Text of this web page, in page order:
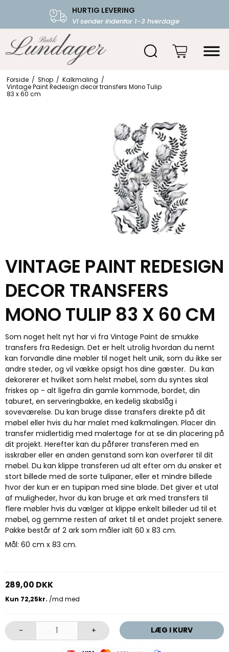
HURTIG LEVERING
Vi sender indenfor 1-3 hverdage
FRI FRAGT OVER 599.-
Starter fra 39,-
Forside / Shop / Kalkmaling /
Vintage Paint Redesign decor transfers Mono Tulip
83 x 60 cm
VINTAGE PAINT REDESIGN
DECOR TRANSFERS
MONO TULIP 83 X 60 CM
Som noget helt nyt har vi fra Vintage Paint de smukke
transfers fra Redesign. Det er helt utrolig hvordan du nemt
kan forvandle dine møbler til noget helt unik, som du ikke ser
andre steder, og vil vække opsigt hos dine gæster. Du kan
dekorerer et hvilket som helst møbel, som du syntes skal
friskes op - alt ligefra din gamle kommode, bordet, din
taburet, en serveringbakke, en kedelig skabslåg i
soveværelse. Du kan bruge disse transfers direkte på dit
møbel eller hvis du har malet med kalkmalingen. Placer din
transfer midlertidig med malertage for at se din placering på
dit projekt. Herefter kan du påfører transferen med en
isskraber eller en anden genstand som kan overfører til dit
møbel. Du kan klippe transferen ud alt efter om du ønsker et
stort billede med de sorte tulipaner, eller et mindre billede
hvor der kun er en tupipan med sine blade. Det giver et utal
af muligheder, hvor du kan bruge et ark med transfers til
flere møbler hvis du vælger at klippe enkelt billeder ud til et
møbel, og gemme resten af arket til et andet projekt senere.
Pakke består af 2 ark som måler ialt 60 x 83 cm.
Mål: 60 cm x 83 cm.
289,00 DKK
- + LÆG I KURV